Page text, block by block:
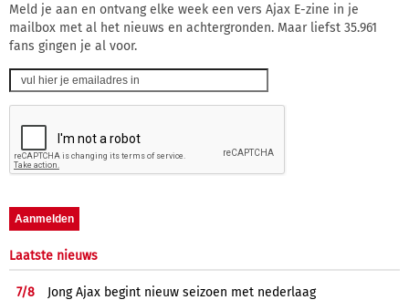
Meld je aan en ontvang elke week een vers Ajax E-zine in je
mailbox met al het nieuws en achtergronden. Maar liefst 35.961
fans gingen je al voor.
Laatste nieuws
7/8
Jong Ajax begint nieuw seizoen met nederlaag